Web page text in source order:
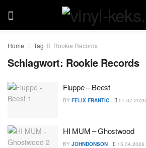
Home Tag Rookie Records
Schlagwort: Rookie Records
Fluppe – Beest
BY FELIX FRANTIC 07.07.2026
HI MUM – Ghostwood
BY JOHNDONSON 15.04.2026